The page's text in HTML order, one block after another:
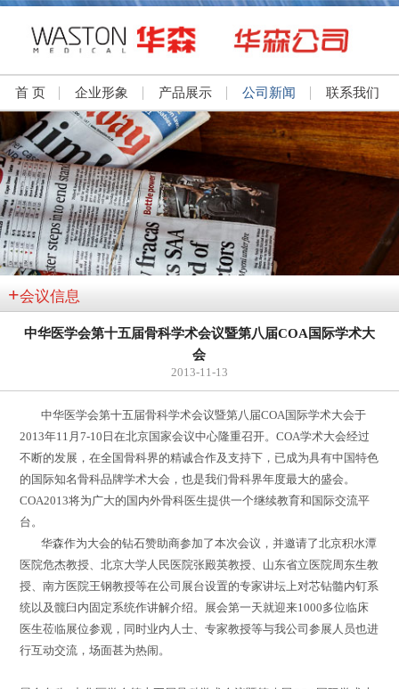
首 页 企业形象 产品展示 公司新闻 联系我们
+会议信息
中华医学会第十五届骨科学术会议暨第八届COA国际学术大
会
2013-11-13
中华医学会第十五届骨科学术会议暨第八届COA国际学术大会于
2013年11月7-10日在北京国家会议中心隆重召开。COA学术大会经过
不断的发展，在全国骨科界的精诚合作及支持下，已成为具有中国特色
的国际知名骨科品牌学术大会，也是我们骨科界年度最大的盛会。
COA2013将为广大的国内外骨科医生提供一个继续教育和国际交流平
台。
华森作为大会的钻石赞助商参加了本次会议，并邀请了北京积水潭
医院危杰教授、北京大学人民医院张殿英教授、山东省立医院周东生教
授、南方医院王钢教授等在公司展台设置的专家讲坛上对芯钻髓内钉系
统以及髋臼内固定系统作讲解介绍。展会第一天就迎来1000多位临床
医生莅临展位参观，同时业内人士、专家教授等与我公司参展人员也进
行互动交流，场面甚为热闹。